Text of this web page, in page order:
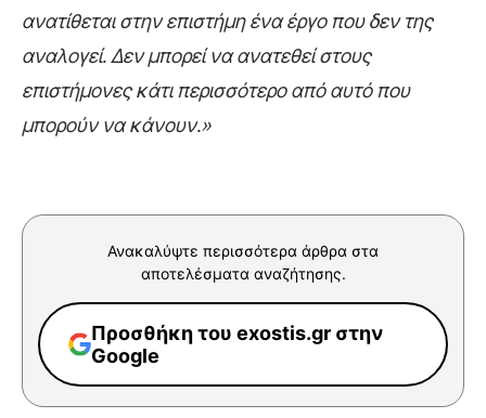
ανατίθεται στην επιστήμη ένα έργο που δεν της
αναλογεί. Δεν μπορεί να ανατεθεί στους
επιστήμονες κάτι περισσότερο από αυτό που
μπορούν να κάνουν.»
Ανακαλύψτε περισσότερα άρθρα στα
αποτελέσματα αναζήτησης.
Προσθήκη του exostis.gr στην
Google